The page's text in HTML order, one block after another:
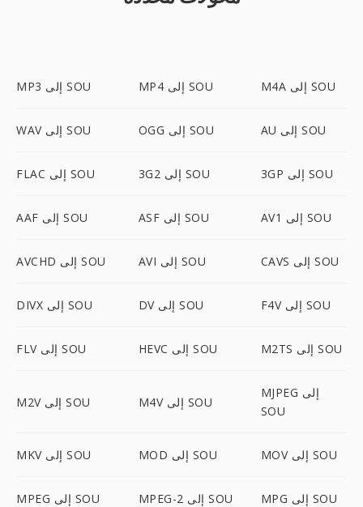
MP3 إلى SOU MP4 إلى SOU M4A إلى SOU
WAV إلى SOU OGG إلى SOU AU إلى SOU
FLAC إلى SOU 3G2 إلى SOU 3GP إلى SOU
AAF إلى SOU ASF إلى SOU AV1 إلى SOU
AVCHD إلى SOU AVI إلى SOU CAVS إلى SOU
DIVX إلى SOU DV إلى SOU F4V إلى SOU
FLV إلى SOU HEVC إلى SOU M2TS إلى SOU
M2V إلى SOU M4V إلى SOU
MJPEG إلى
SOU
MKV إلى SOU MOD إلى SOU MOV إلى SOU
MPEG إلى SOU MPEG-2 إلى SOU MPG إلى SOU